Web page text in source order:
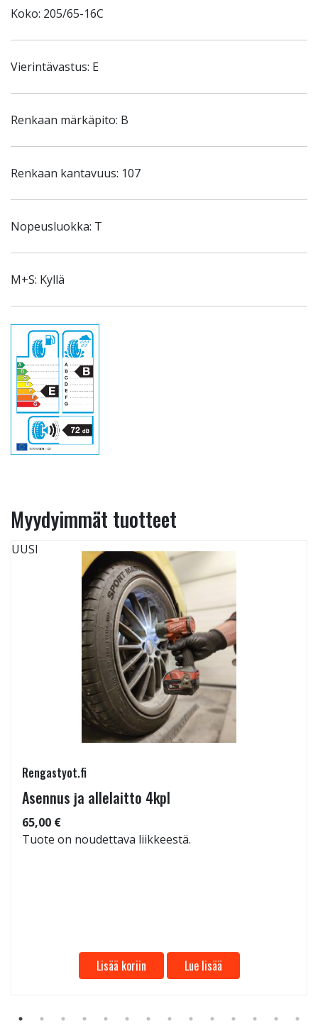
Koko: 205/65-16C
Vierintävastus: E
Renkaan märkäpito: B
Renkaan kantavuus: 107
Nopeusluokka: T
M+S: Kyllä
Myydyimmät tuotteet
UUSI
Rengastyot.fi
Asennus ja allelaitto 4kpl
65,00 €
Tuote on noudettava liikkeestä.
Lisää koriin Lue lisää